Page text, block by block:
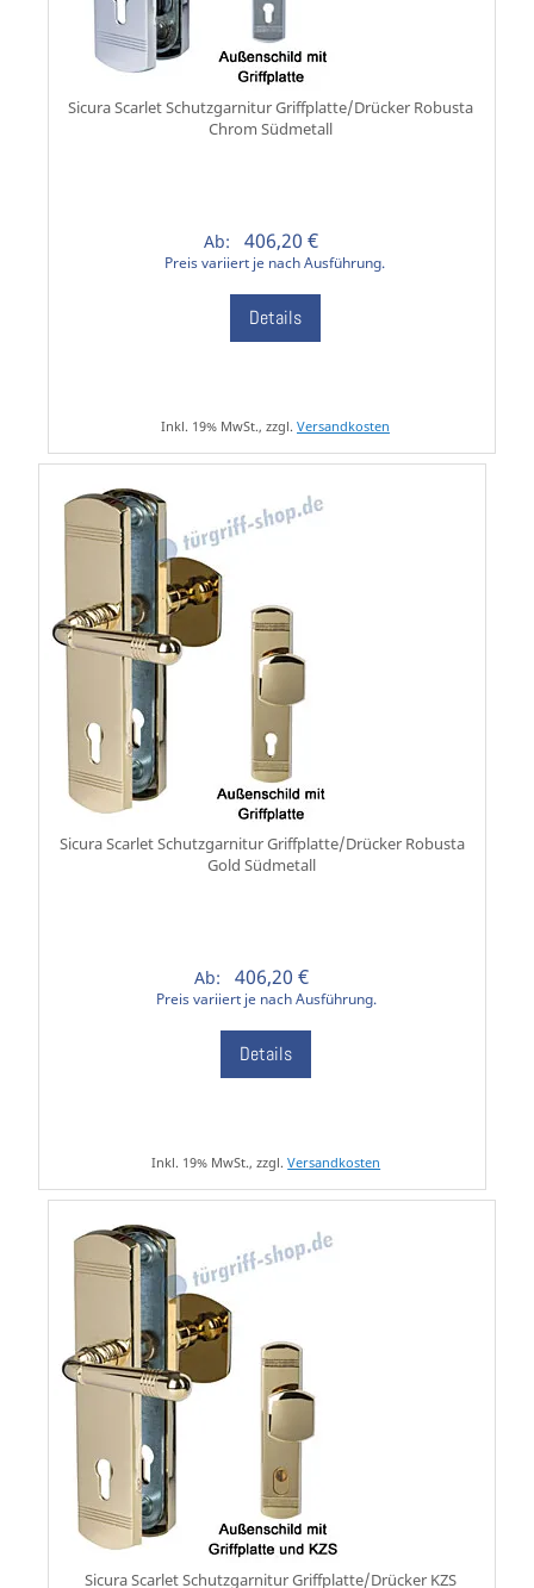
Sicura Scarlet Schutzgarnitur Griffplatte/Drücker Robusta
Chrom Südmetall
Ab: 406,20 €
Preis variiert je nach Ausführung.
Details
Inkl. 19% MwSt., zzgl. Versandkosten
Sicura Scarlet Schutzgarnitur Griffplatte/Drücker Robusta
Gold Südmetall
Ab: 406,20 €
Preis variiert je nach Ausführung.
Details
Inkl. 19% MwSt., zzgl.Versandkosten
Sicura Scarlet Schutzgarnitur Griffplatte/Drücker KZS